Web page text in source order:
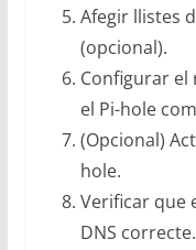
Afegir llistes
(opcional).
Configurar el
el Pi-hole
(Opcional)
hole.
Verificar que
DNS correcte.